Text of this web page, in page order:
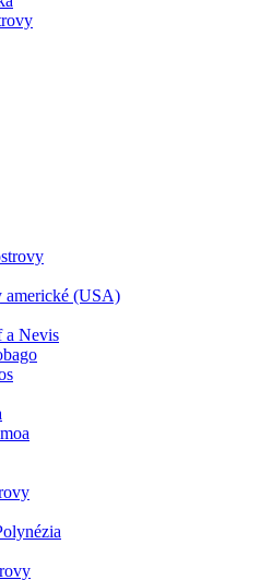
americké (USA)
a Nevis